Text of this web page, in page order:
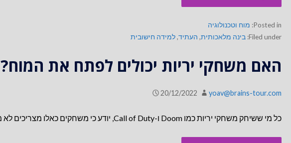
Posted in: מוח וטכנולוגיה
Filed under: בינה מלאכותית, העתיד,למידה חישובית
האם משחקי יריות יכולים לפתח את המוח?
20/12/2022 yoav@brains-tour.com
כל מי ששיחק משחקי יריות כמו Doom ו-Call of Duty, יודע כי משחקים כאלו מצריכים לא מעט יכולות שכליות. צריך…